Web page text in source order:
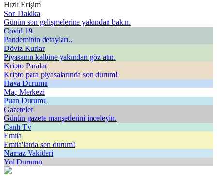
Hızlı Erişim
Son Dakika
Günün son gelişmelerine yakından bakın.
Covid 19
Pandeminin detayları..
Döviz Kurlar
Piyasanın kalbine yakından göz atın.
Kripto Paralar
Kripto para piyasalarında son durum!
Hava Durumu
Maç Merkezi
Puan Durumu
Gazeteler
Günün gazete manşetlerini inceleyin.
Canlı Tv
Emtia
Emtia'larda son durum!
Namaz Vakitleri
Yol Durumu